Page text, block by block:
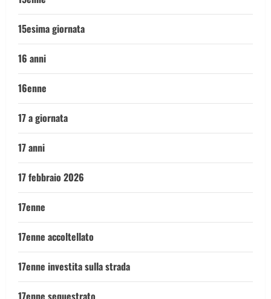
15esima giornata
16 anni
16enne
17 a giornata
17 anni
17 febbraio 2026
17enne
17enne accoltellato
17enne investita sulla strada
17enne sequestrato